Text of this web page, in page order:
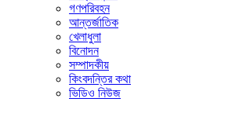
গণপরিবহন
আন্তর্জাতিক
খেলাধুলা
বিনোদন
সম্পাদকীয়
কিংবদন্তির কথা
ভিডিও নিউজ